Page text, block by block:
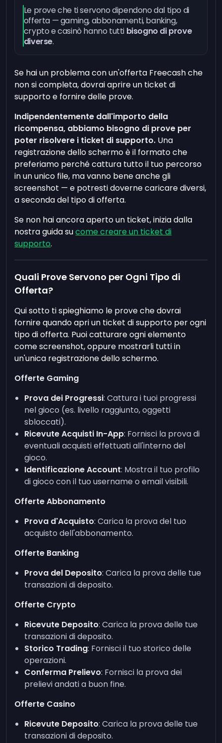
Le prove che ti servono dipendono dal tipo di
offerta — gaming, abbonamenti, banking,
crypto e casinò hanno tutti bisogno di prove
diverse.
Se hai un problema con un'offerta Freecash che
non si completa, dovrai aprire un ticket di
supporto e fornire delle prove.
Indipendentemente dall'importo della
ricompensa, abbiamo bisogno di prove per
poter risolvere i ticket di supporto. Una
registrazione dello schermo è il formato che
preferiamo perché cattura tutto il tuo percorso
in un unico file, ma vanno bene anche gli
screenshot — e potresti doverne caricare diversi,
a seconda del tipo di offerta.
Se non hai ancora aperto un ticket, inizia dalla
nostra guida sucome creare un ticket di
supporto.
Quali Prove Servono per Ogni Tipo di
Offerta?
Qui sotto ti spieghiamo le prove che dovrai
fornire quando apri un ticket di supporto per ogni
tipo di offerta. Puoi catturare ogni elemento
come screenshot, oppure mostrarli tutti in
un'unica registrazione dello schermo.
Offerte Gaming
Prova dei Progressi: Cattura i tuoi progressi
nel gioco (es. livello raggiunto, oggetti
sbloccati).
Ricevute Acquisti In-App: Fornisci la prova di
eventuali acquisti effettuati all'interno del
gioco.
Identificazione Account: Mostra il tuo profilo
di gioco con il tuo username o email visibili.
Offerte Abbonamento
Prova d'Acquisto: Carica la prova del tuo
acquisto dell'abbonamento.
Offerte Banking
Prova del Deposito: Carica la prova delle tue
transazioni di deposito.
Offerte Crypto
Ricevute Deposito: Carica la prova delle tue
transazioni di deposito.
Storico Trading: Fornisci il tuo storico delle
operazioni.
Conferma Prelievo: Fornisci la prova dei
prelievi andati a buon fine.
Offerte Casino
Ricevute Deposito: Carica la prova delle tue
transazioni di deposito.